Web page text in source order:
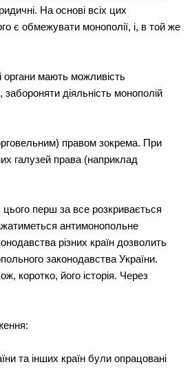
На основі всіх цих
є обмежувати монополії, і, в той же
органи мають можливість
діяльність монополій
правом зокрема. При
галузей права (наприклад
цього перш за все розкривається
антимонопольне
різних країн дозволить
законодавства України.
коротко, його історія. Через
та інших країн були опрацовані